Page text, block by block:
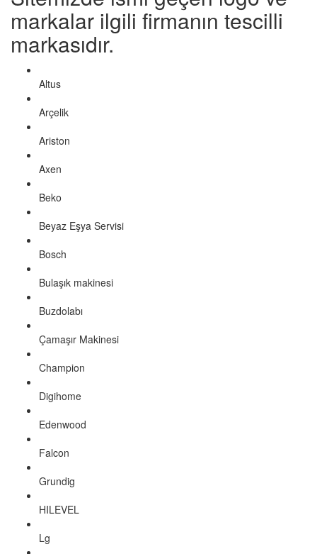
markalar ilgili firmanın tescilli
markasıdır.
Altus
Arçelik
Ariston
Axen
Beko
Beyaz Eşya Servisi
Bosch
Bulaşık makinesi
Buzdolabı
Çamaşır Makinesi
Champion
Digihome
Edenwood
Falcon
Grundig
HILEVEL
Lg